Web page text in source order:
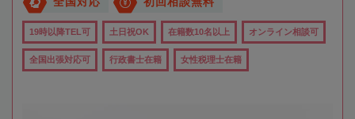
19時以降TEL可 土日祝OK 在籍数10名以上 オンライン相談可
全国出張対応可 行政書士在籍 女性税理士在籍